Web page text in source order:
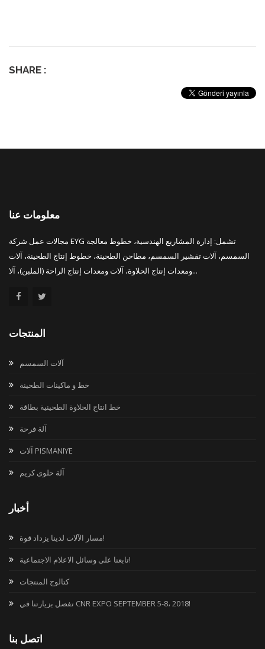
SHARE :
معلومات عنا
مجالات عمل شركة EYG تشمل: إدارة المشاريع الهندسية، خطوط معالجة
السمسم، آلات تقشير السمسم، مطاحن الطحينة، خطوط إنتاج الطحينة، آلات
ومعدات إنتاج الحلاوة، آلات ومعدات إنتاج الراحة (الملبن)، آلا...
المنتجات
آلات السمسم
خط و ماكينات الطحينة
خط انتاج الحلاوة الطحينية بطاقة
آلة فرحة
آلات PISMANIYE
آلة حلوى كريم
أخبار
مسار الآلات لدينا يزداد قوة!
تابعنا على وسائل الاعلام الاجتماعية!
كتالوج المنتجات
تفضل بزيارتنا في CNR EXPO SEPTEMBER 5-8، 2018!
اتصل بنا